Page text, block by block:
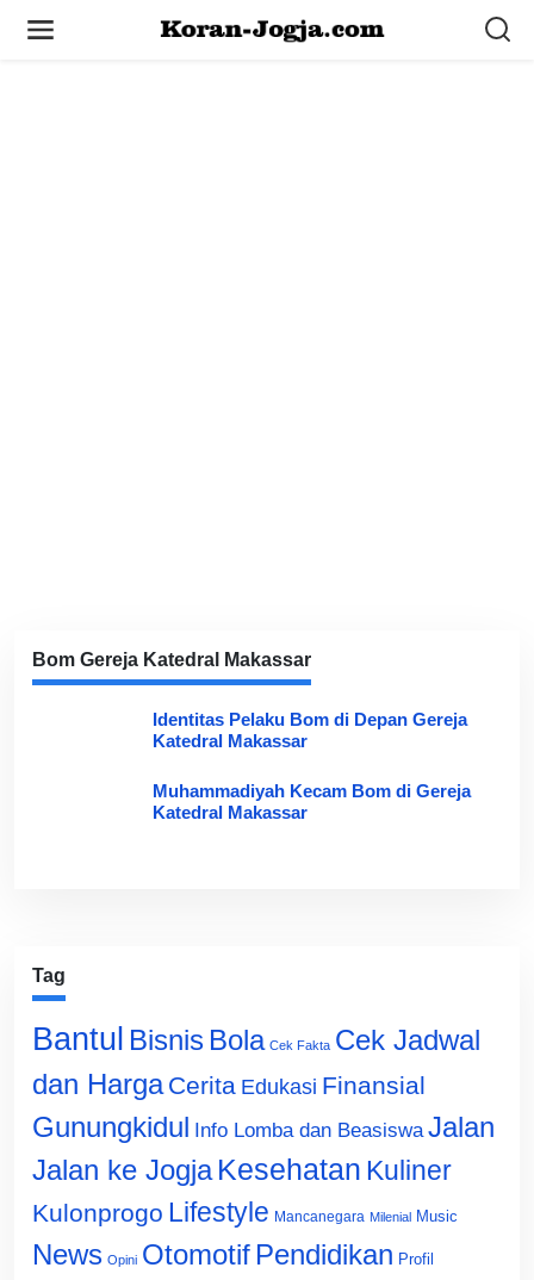
Bom Gereja Katedral Makassar
Identitas Pelaku Bom di Depan Gereja
Katedral Makassar
Muhammadiyah Kecam Bom di Gereja
Katedral Makassar
Tag
Bantul Bisnis Bola Cek Fakta Cek Jadwal
dan Harga Cerita Edukasi Finansial
Gunungkidul Info Lomba dan Beasiswa Jalan
Jalan ke Jogja Kesehatan Kuliner
Kulonprogo Lifestyle Mancanegara Milenial Music
News Opini Otomotif Pendidikan Profil